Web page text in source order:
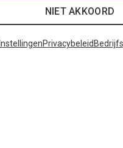
NIET AKKOORD
InstellingenPrivacybeleid